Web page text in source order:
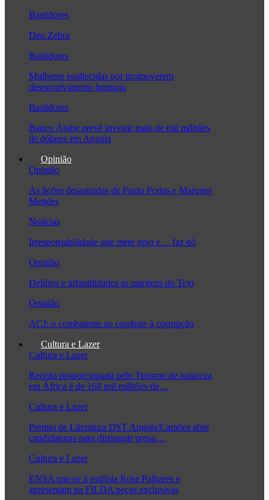
Bastidores
Deu Zebra
Bastidores
Mulheres enaltecidas por promoverem
desenvolvimento humano
Bastidores
Banco Árabe prevê investir mais de mil milhões
de dólares em Angola
Opinião
Opinião
As lições desastradas de Paulo Portas e Marques
Mendes
Notícias
Irresponsabilidade que mete nojo e… faz dó
Opinião
Delírios e infantilidades às margens do Tejo
Opinião
ACJ: o combatente ao combate à corrupção
Cultura e Lazer
Cultura e Lazer
Receita proporcionada pelo Turismo de natureza
em África é de 168 mil milhões de…
Cultura e Lazer
Prémio de Literatura DST Angola/Camões abre
candidaturas para distinguir prosa…
Cultura e Lazer
ENSA une-se à estilista Rose Palhares e
apresentam na FILDA peças exclusivas